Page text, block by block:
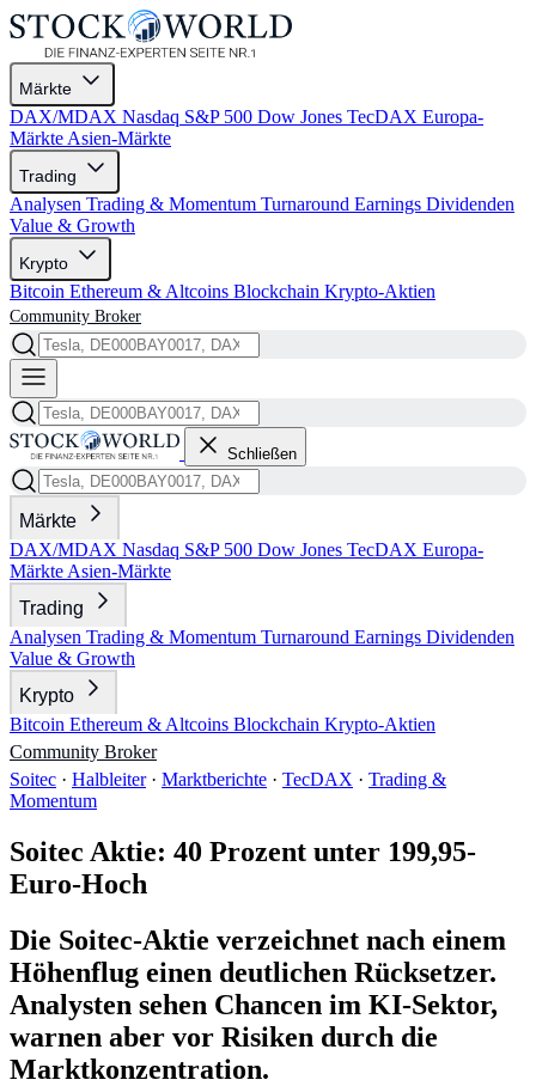
Märkte
DAX/MDAX Nasdaq S&P 500 Dow Jones TecDAX Europa-
Märkte Asien-Märkte
Trading
Analysen Trading & Momentum Turnaround Earnings Dividenden
Value & Growth
Krypto
Bitcoin Ethereum & Altcoins Blockchain Krypto-Aktien
Community Broker
Schließen
Märkte
DAX/MDAX Nasdaq S&P 500 Dow Jones TecDAX Europa-
Märkte Asien-Märkte
Trading
Analysen Trading & Momentum Turnaround Earnings Dividenden
Value & Growth
Krypto
Bitcoin Ethereum & Altcoins Blockchain Krypto-Aktien
Community Broker
Soitec · Halbleiter · Marktberichte · TecDAX · Trading &
Momentum
Soitec Aktie: 40 Prozent unter 199,95-
Euro-Hoch
Die Soitec-Aktie verzeichnet nach einem
Höhenflug einen deutlichen Rücksetzer.
Analysten sehen Chancen im KI-Sektor,
warnen aber vor Risiken durch die
Marktkonzentration.